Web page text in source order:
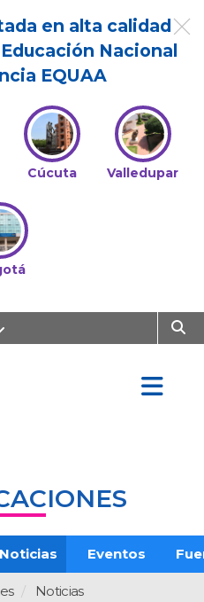
en alta calidad
Nacional
EQUAA
Cúcuta Valledupar
Noticias Eventos
Noticias